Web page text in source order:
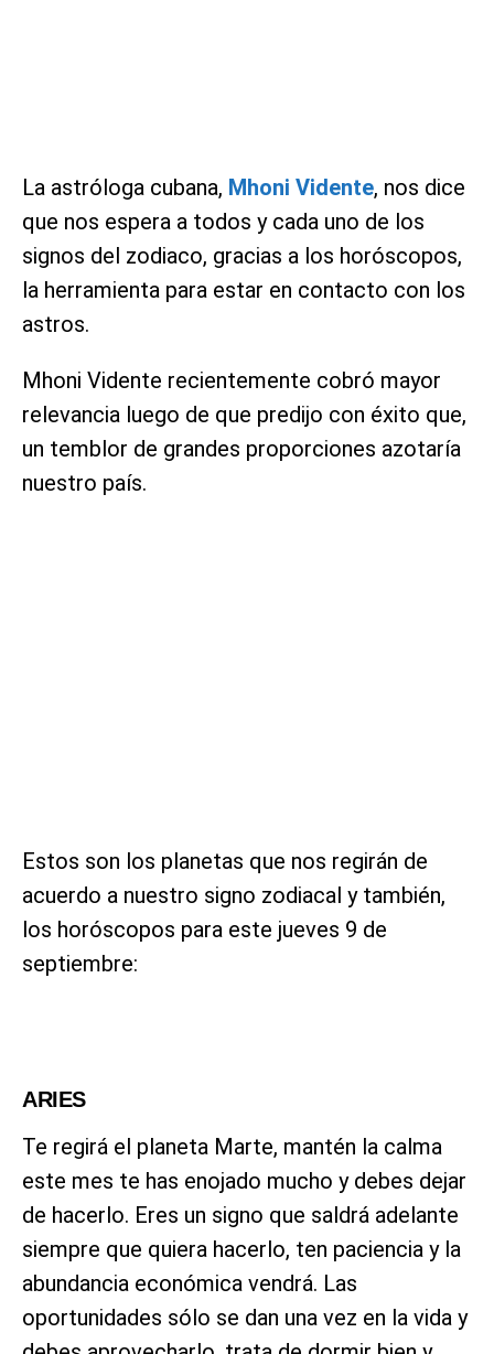
La astróloga cubana, Mhoni Vidente, nos dice
que nos espera a todos y cada uno de los
signos del zodiaco, gracias a los horóscopos,
la herramienta para estar en contacto con los
astros.
Mhoni Vidente recientemente cobró mayor
relevancia luego de que predijo con éxito que,
un temblor de grandes proporciones azotaría
nuestro país.
Estos son los planetas que nos regirán de
acuerdo a nuestro signo zodiacal y también,
los horóscopos para este jueves 9 de
septiembre:
ARIES
Te regirá el planeta Marte, mantén la calma
este mes te has enojado mucho y debes dejar
de hacerlo. Eres un signo que saldrá adelante
siempre que quiera hacerlo, ten paciencia y la
abundancia económica vendrá. Las
oportunidades sólo se dan una vez en la vida y